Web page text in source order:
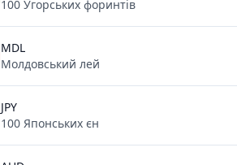
100 Угорських форинтів
MDL
Молдовський лей
JPY
100 Японських єн